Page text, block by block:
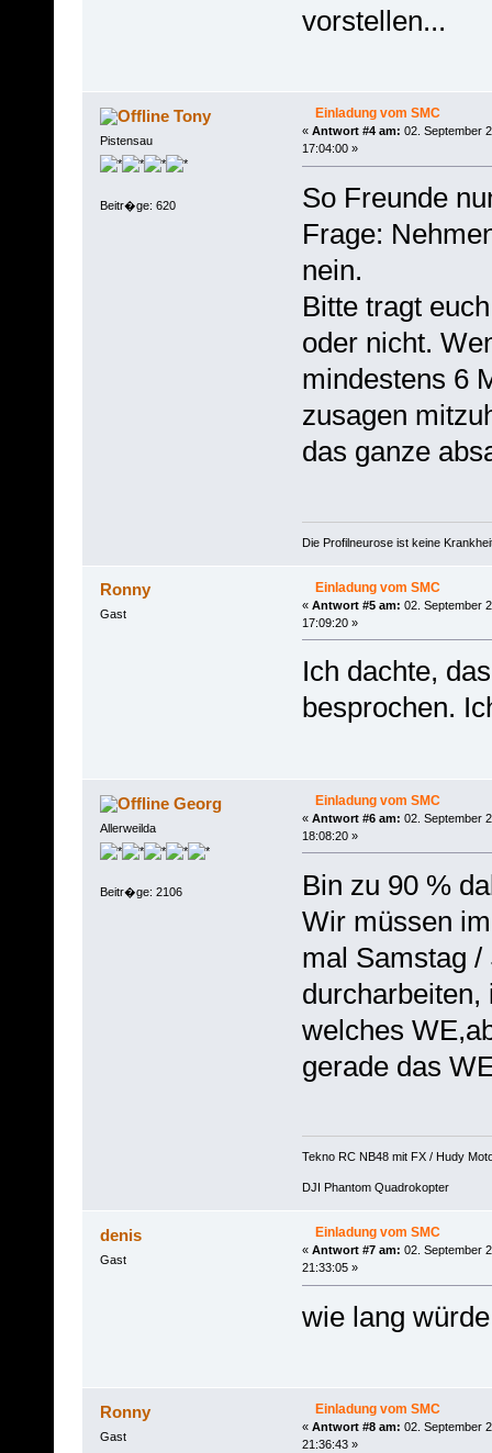
vorstellen...
Tony
Pistensau
Beitr�ge: 620
Einladung vom SMC
« Antwort #4 am: 02. September
17:04:00 »
So Freunde
Frage:
nein.
Bitte tragt
oder nicht.
mindestens 6
zusagen
das ganze
Die Profilneurose ist keine
Ronny
Gast
Einladung vom SMC
« Antwort #5 am: 02. September
17:09:20 »
Ich dachte,
besprochen.
Georg
Allerweilda
Beitr�ge: 2106
Einladung vom SMC
« Antwort #6 am: 02. September
18:08:20 »
Bin zu 90 %
Wir müssen
mal Samstag /
durcharbeiten,
welches
gerade das
Tekno RC NB48 mit FX / Hudy
DJI Phantom Quadrokopter
denis
Gast
Einladung vom SMC
« Antwort #7 am: 02. September
21:33:05 »
wie lang
Ronny
Gast
Einladung vom SMC
« Antwort #8 am: 02. September
21:36:43 »